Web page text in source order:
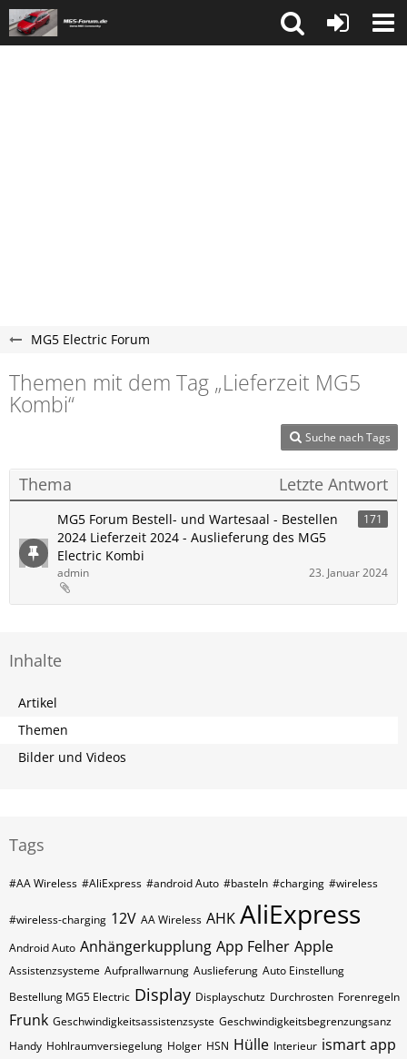
MG5 Electric Forum
Themen mit dem Tag „Lieferzeit MG5
Kombi“
Suche nach Tags
Thema Letzte Antwort
MG5 Forum Bestell- und Wartesaal - Bestellen
2024 Lieferzeit 2024 - Auslieferung des MG5
Electric Kombi
171
admin 23. Januar 2024
Inhalte
Artikel
Themen
Bilder und Videos
Tags
#AA Wireless #AliExpress #android Auto #basteln #charging #wireless
#wireless-charging 12V AA Wireless AHK AliExpress
Android Auto Anhängerkupplung App Felher Apple
Assistenzsysteme Aufprallwarnung Auslieferung Auto Einstellung
Bestellung MG5 Electric Display Displayschutz Durchrosten Forenregeln
Frunk Geschwindigkeitsassistenzsyste Geschwindigkeitsbegrenzungsanz
Handy Hohlraumversiegelung Holger HSN Hülle Interieur ismart app